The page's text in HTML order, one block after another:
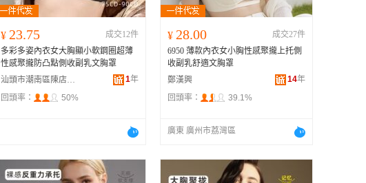
¥ 23.75
成交12件
多彩多姿內衣女大胸顯小軟鋼圈超薄
性感聚攏防凸點側收副乳文胸罩
汕頭市潮南區陳店安多百貨商行
1年
回頭率：
50%
¥ 28.00
成交27件
6950 薄款內衣女小胸性感聚攏上托側
收副乳舒適文胸罩
鄭漢興
14年
回頭率：
39.1%
廣東 廣州市荔灣區